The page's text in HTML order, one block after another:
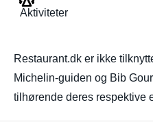
Aktiviteter
Restaurant.dk er ikke
Michelin-guiden og Bib
tilhørende deres respektive